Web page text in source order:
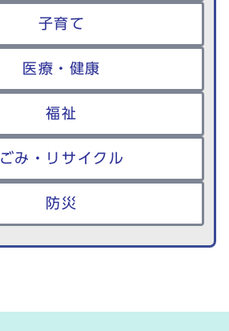
子育て
医療・健康
福祉
ごみ・リサイクル
防災